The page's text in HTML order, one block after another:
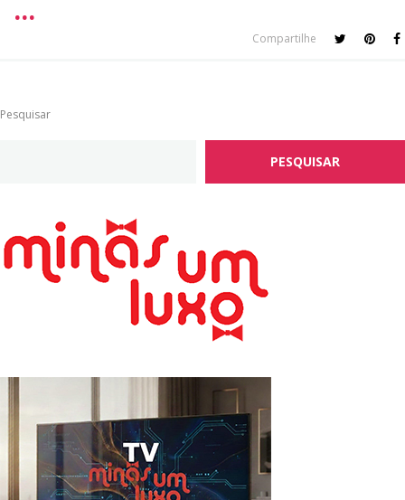
Compartilhe
Pesquisar
PESQUISAR